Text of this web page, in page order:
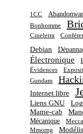
1CC
Bonhomme
Cinelerra
Debian
Électronique
Évidences
Gundam
Internet libre
Liens GNU
Mame-cab
Mécanique
Mmorpg